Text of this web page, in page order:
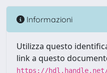
Informazioni
Utilizza questo
link a questo
https://hdl.handle.net/